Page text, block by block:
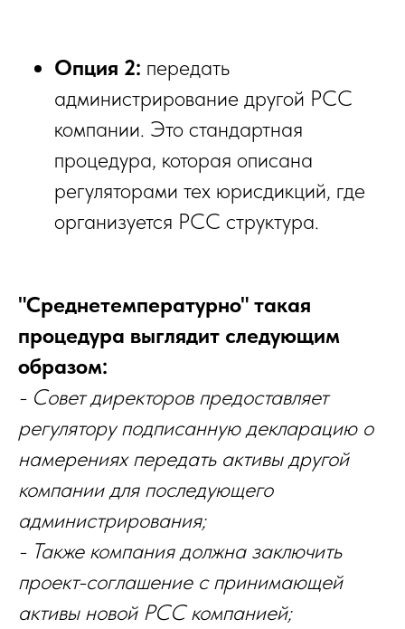
Опция 2: передать
администрирование другой PCC
компании. Это стандартная
процедура, которая описана
регуляторами тех юрисдикций, где
организуется PCC структура.
"Среднетемпературно" такая
процедура выглядит следующим
образом:
- Совет директоров предоставляет
регулятору подписанную декларацию о
намерениях передать активы другой
компании для последующего
администрирования;
- Также компания должна заключить
проект-соглашение с принимающей
активы новой PCC компанией;